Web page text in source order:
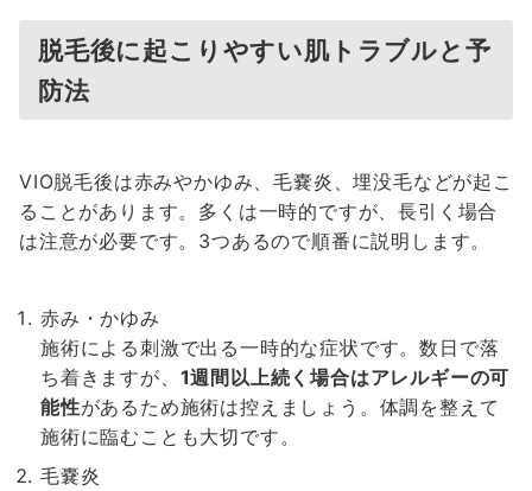
脱毛後に起こりやすい肌トラブルと予
防法
VIO脱毛後は赤みやかゆみ、毛嚢炎、埋没毛などが起こ
ることがあります。多くは一時的ですが、長引く場合
は注意が必要です。3つあるので順番に説明します。
赤み・かゆみ
施術による刺激で出る一時的な症状です。数日で落
ち着きますが、 1週間以上続く場合はアレルギーの可
能性があるため施術は控えましょう。体調を整えて
施術に臨むことも大切です。
毛嚢炎